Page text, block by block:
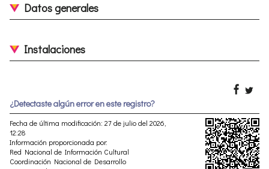
Datos generales
Instalaciones
¿Detectaste algún error en este registro?
Fecha de última modificación: 27 de julio del 2026,
12:28
Información proporcionada por:
Red Nacional de Información Cultural
Coordinación Nacional de Desarrollo